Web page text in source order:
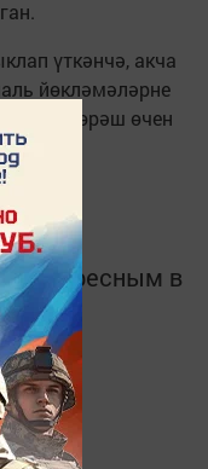
үткәнчә, акча
йөкләмәләрне
көрәш өчен
интересным в
в
MАХ: